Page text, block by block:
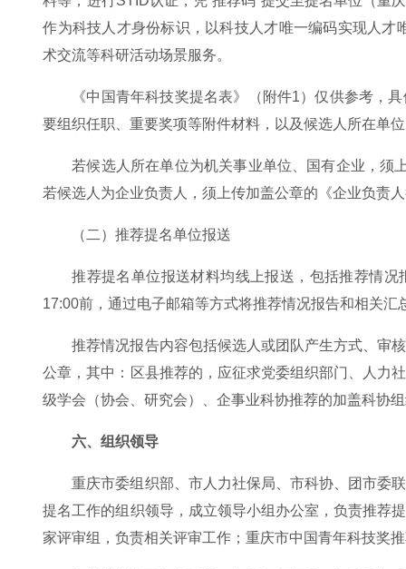
作为科技人才身份标识，以科技人才唯一编码实现人
术交流等科研活动场景服务。
《中国青年科技奖提名表》（附件1）仅供参考，
要组织任职、重要奖项等附件材料，以及候选人所在单
若候选人所在单位为机关事业单位、国有企业，须
若候选人为企业负责人，须上传加盖公章的《企业负责
（二）推荐提名单位报送
推荐提名单位报送材料均线上报送，包括推荐情
17:00前，通过电子邮箱等方式将推荐情况报告和相关
推荐情况报告内容包括候选人或团队产生方式、审
公章，其中：区县推荐的，应征求党委组织部门、人力
级学会（协会、研究会）、企事业科协推荐的加盖科协
六、组织领导
重庆市委组织部、市人力社保局、市科协、团市委
提名工作的组织领导，成立领导小组办公室，负责推荐
家评审组，负责相关评审工作；重庆市中国青年科技奖